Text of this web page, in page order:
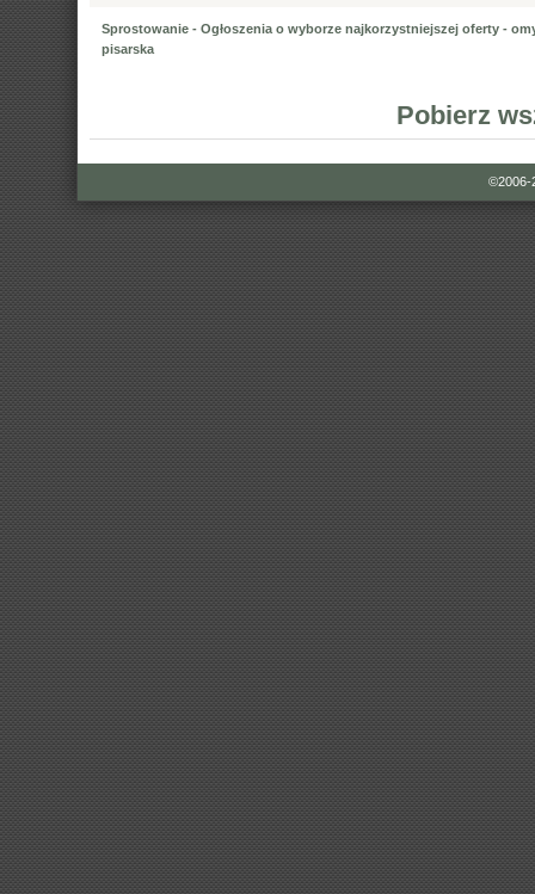
Sprostowanie - Ogłoszenia o wyborze najkorzystniejszej oferty -
pisarska
Pobierz
©2006-